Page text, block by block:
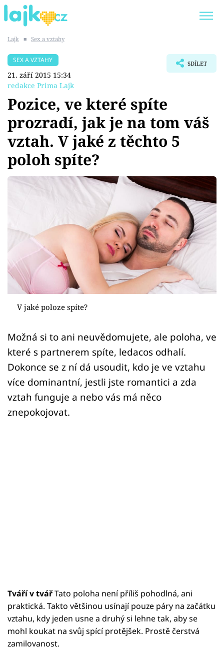
SHOPAHOLICADEL
Témata
Showbyznys
Youtubeři
Sex a vztahy
Videa
Sledujte prima+
Přihlášení
Sledujte nás
Lajk ■ Sex a vztahy
SEX A VZTAHY
21. září 2015 15:34
redakce Prima Lajk
SDÍLET
Pozice, ve které spíte
prozradí, jak je na tom váš
vztah. V jaké z těchto 5
poloh spíte?
V jaké poloze spíte?
Možná si to ani neuvědomujete, ale poloha, ve
které s partnerem spíte, ledacos odhalí.
Dokonce se z ní dá usoudit, kdo je ve vztahu
více dominantní, jestli jste romantici a zda
vztah funguje a nebo vás má něco
znepokojovat.
Tváří v tvářTato poloha není příliš pohodlná, ani
praktická. Takto většinou usínají pouze páry na začátku
vztahu, kdy jeden usne a druhý si lehne tak, aby se
mohl koukat na svůj spící protějšek. Prostě čerstvá
zamilovanost.